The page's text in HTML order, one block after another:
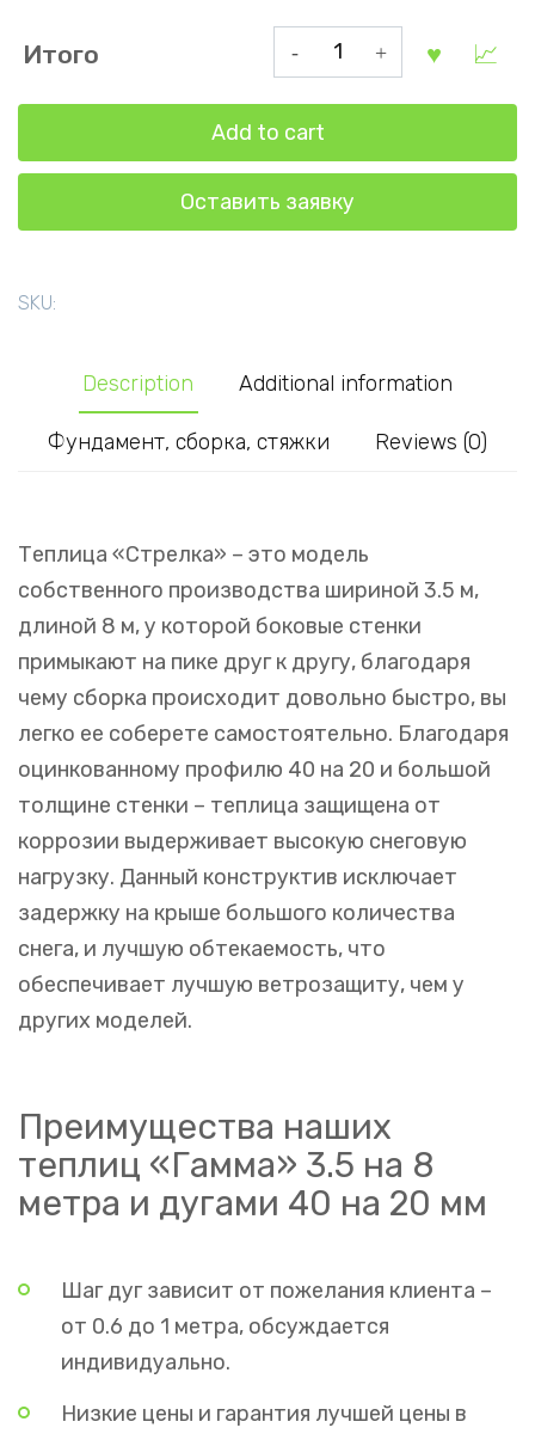
Теплица
в
форме
капли
3.5
на
8
quantity
Add to cart
Оставить заявку
Итого
SKU:
Description Additional information
Фундамент, сборка, стяжки Reviews (0)
Теплица «Стрелка» – это модель
собственного производства шириной 3.5 м,
длиной 8 м, у которой боковые стенки
примыкают на пике друг к другу, благодаря
чему сборка происходит довольно быстро, вы
легко ее соберете самостоятельно. Благодаря
оцинкованному профилю 40 на 20 и большой
толщине стенки – теплица защищена от
коррозии выдерживает высокую снеговую
нагрузку. Данный конструктив исключает
задержку на крыше большого количества
снега, и лучшую обтекаемость, что
обеспечивает лучшую ветрозащиту, чем у
других моделей.
Преимущества наших
теплиц «Гамма» 3.5 на 8
метра и дугами 40 на 20 мм
Шаг дуг зависит от пожелания клиента –
от 0.6 до 1 метра, обсуждается
индивидуально.
Низкие цены и гарантия лучшей цены в